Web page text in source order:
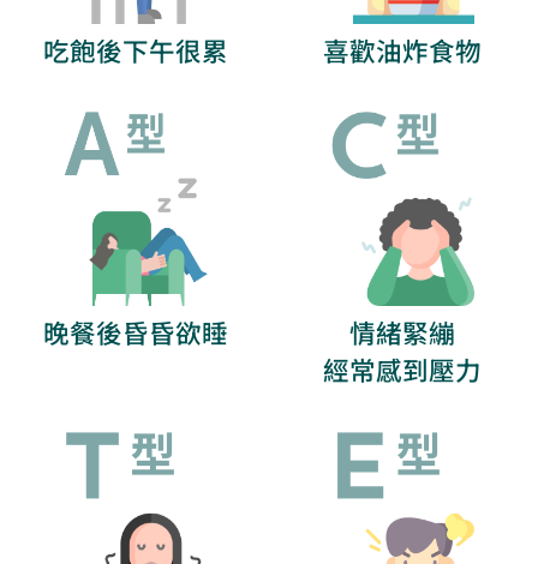
吃飽後下午很累 喜歡油炸食物
晚餐後昏昏欲睡
情緒緊繃
經常感到壓力